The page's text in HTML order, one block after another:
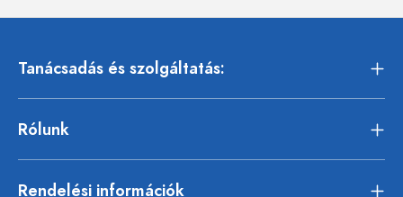
Tanácsadás és szolgáltatás:
Rólunk
Rendelési információk